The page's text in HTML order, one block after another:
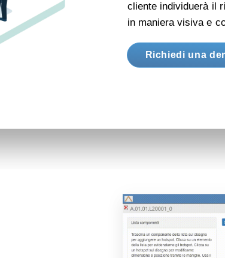
cliente individuerà il
in maniera visiva e
Richiedi una